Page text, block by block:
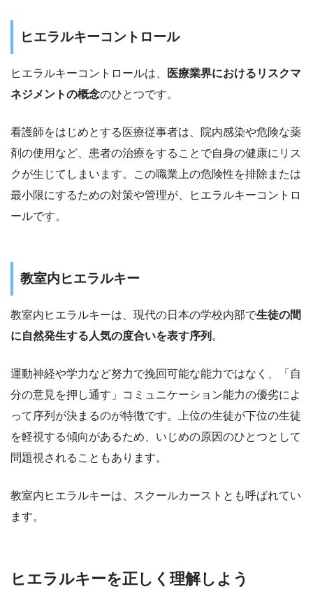
ヒエラルキーコントロール
ヒエラルキーコントロールは、
医療業界におけるリスクマ
ネジメントの概念のひとつです。
看護師をはじめとする医療従事者は、院内感染や危険な薬
剤の使用など、患者の治療をすることで自身の健康にリス
クが生じてしまいます。この職業上の危険性を排除または
最小限にするための対策や管理が、ヒエラルキーコントロ
ールです。
教室内ヒエラルキー
教室内ヒエラルキーは、現代の日本の学校内部で生徒の間
に自然発生する人気の度合いを表す序列 。
運動神経や学力など努力で挽回可能な能力ではなく、「自
分の意見を押し通す」コミュニケーション能力の優劣によ
って序列が決まるのが特徴です。上位の生徒が下位の生徒
を軽視する傾向があるため、いじめの原因のひとつとして
問題視されることもあります。
教室内ヒエラルキーは、スクールカーストとも呼ばれてい
ます。
ヒエラルキーを正しく理解しよう